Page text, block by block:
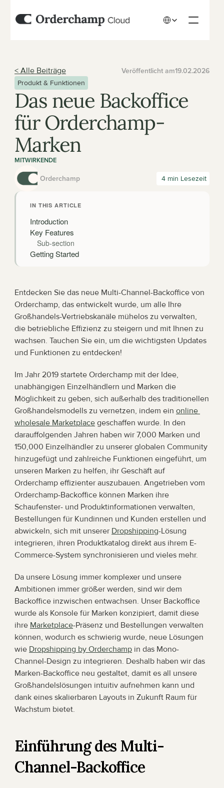
< Alle Beiträge Veröffentlicht am19.02.2026
Produkt & Funktionen
Das neue Backoffice
für Orderchamp-
Marken
MITWIRKENDE
Orderchamp 4 min Lesezeit
IN THIS ARTICLE
Introduction
Key Features
Sub-section
Getting Started
Entdecken Sie das neue Multi-Channel-Backoffice von
Orderchamp, das entwickelt wurde, um alle Ihre
Großhandels-Vertriebskanäle mühelos zu verwalten,
die betriebliche Effizienz zu steigern und mit Ihnen zu
wachsen. Tauchen Sie ein, um die wichtigsten Updates
und Funktionen zu entdecken!
Im Jahr 2019 startete Orderchamp mit der Idee,
unabhängigen Einzelhändlern und Marken die
Möglichkeit zu geben, sich außerhalb des traditionellen
Großhandelsmodells zu vernetzen, indem ein online
wholesale Marketplace geschaffen wurde. In den
darauffolgenden Jahren haben wir 7,000 Marken und
150,000 Einzelhändler zu unserer globalen Community
hinzugefügt und zahlreiche Funktionen eingeführt, um
unseren Marken zu helfen, ihr Geschäft auf
Orderchamp effizienter auszubauen. Angetrieben vom
Orderchamp-Backoffice können Marken ihre
Schaufenster- und Produktinformationen verwalten,
Bestellungen für Kundinnen und Kunden erstellen und
abwickeln, sich mit unserer Dropshipping-Lösung
integrieren, ihren Produktkatalog direkt aus ihrem E-
Commerce-System synchronisieren und vieles mehr.
Da unsere Lösung immer komplexer und unsere
Ambitionen immer größer werden, sind wir dem
Backoffice inzwischen entwachsen. Unser Backoffice
wurde als Konsole für Marken konzipiert, damit diese
ihre Marketplace-Präsenz und Bestellungen verwalten
können, wodurch es schwierig wurde, neue Lösungen
wie Dropshipping by Orderchamp in das Mono-
Channel-Design zu integrieren. Deshalb haben wir das
Marken-Backoffice neu gestaltet, damit es all unsere
Großhandelslösungen intuitiv aufnehmen kann und
dank eines skalierbaren Layouts in Zukunft Raum für
Wachstum bietet.
Einführung des Multi-
Channel-Backoffice